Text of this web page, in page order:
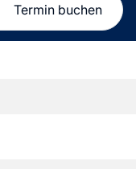
Termin buchen